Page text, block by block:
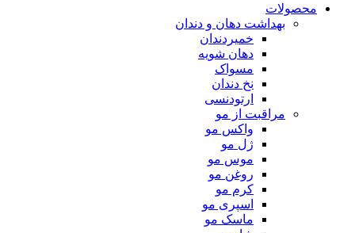
محصولات
بهداشت دهان و دندان
خمیردندان
دهان شویه
مسواک
نخ دندان
ارتودنسی
مراقبت از مو
واکس مو
ژل مو
موس مو
روغن مو
کرم مو
اسپری مو
ماسک مو